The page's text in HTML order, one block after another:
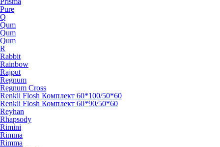
Pure
Q
Qum
Qum
Qum
R
Rabbit
Rainbow
Rajput
Regnum
Regnum Cross
Renkli Flosh Комплект 60*100/50*60
Renkli Flosh Комплект 60*90/50*60
Reyhan
Rhapsody
Rimini
Rimma
Rimma